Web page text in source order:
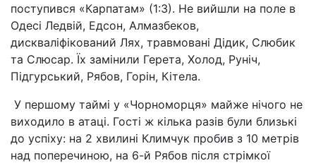
поступився «Карпатам» (1:3). Не вийшли на поле в
Одесі Ледвій, Едсон, Алмазбеков,
дискваліфікований Лях, травмовані Дідик, Слюбик
та Слюсар. Їх замінили Герета, Холод, Руніч,
Підгурський, Рябов, Горін, Кітела.
У першому таймі у «Чорноморця» майже нічого не
виходило в атаці. Гості ж кілька разів були близькі
до успіху: на 2 хвилині Климчук пробив з 10 метрів
над поперечиною, на 6-й Рябов після стрімкої